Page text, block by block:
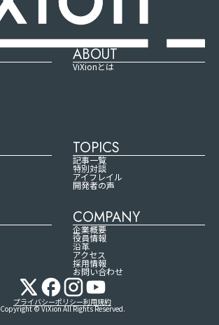
ABOUT
ViXionとは
TOPICS
記事一覧
特別対談
アイフレイル
開発者の声
COMPANY
企業概要
役員情報
沿革
アクセス
採用情報
お問い合わせ
Copyright © ViXion All Rights Reserved.
プライバシーポリシー利用規約